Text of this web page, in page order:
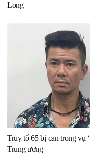
Long
Truy tố 65 bị can trong vụ
Trung ương